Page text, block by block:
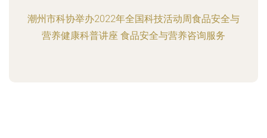
潮州市科协举办2022年全国科技活动周食品安全与
营养健康科普讲座 食品安全与营养咨询服务